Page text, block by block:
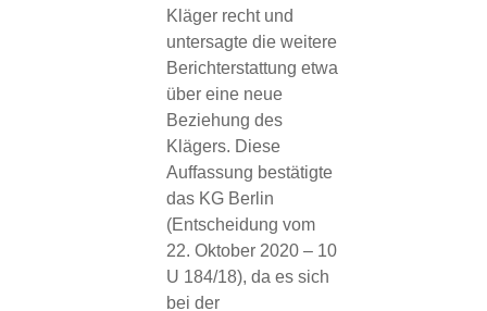
Kläger recht und
untersagte die weitere
Berichterstattung etwa
über eine neue
Beziehung des
Klägers. Diese
Auffassung bestätigte
das KG Berlin
(Entscheidung vom
22. Oktober 2020 – 10
U 184/18), da es sich
bei der